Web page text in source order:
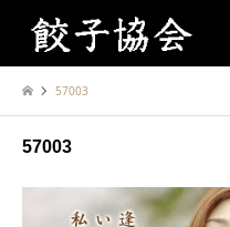
57003
57003